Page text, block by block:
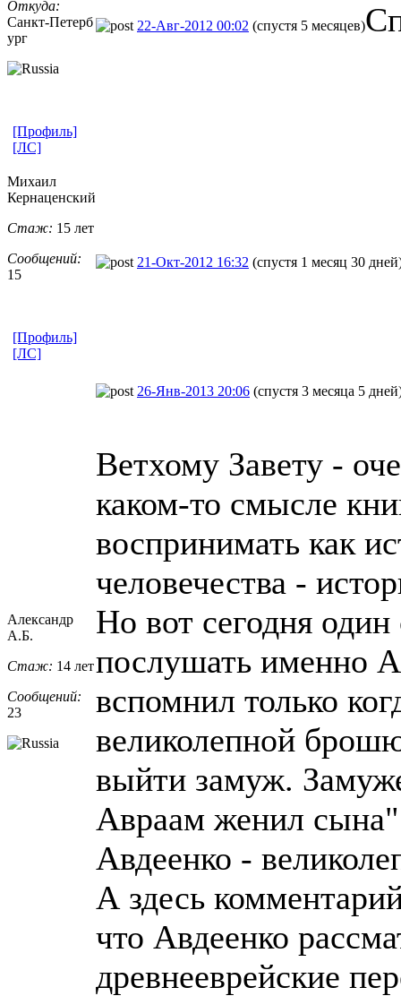
Откуда:
Санкт-Петерб
ург
22-Авг-2012 00:02 (спустя 5 месяцев)
[Профиль]
[ЛС]
Михаил
Кернаценский
Стаж: 15 лет
Сообщений:
15
21-Окт-2012 16:32 (спустя 1 месяц 30
[Профиль]
[ЛС]
Александр
А.Б.
Стаж: 14 лет
Сообщений:
23
26-Янв-2013 20:06 (спустя 3 месяца 5
Ветхому Завету -
каком-то смысле
воспринимать как
человечества -
Но вот сегодня
послушать именно
вспомнил только
великолепной
выйти замуж.
Авраам женил
Авдеенко -
А здесь
что Авдеенко
древнееврейские